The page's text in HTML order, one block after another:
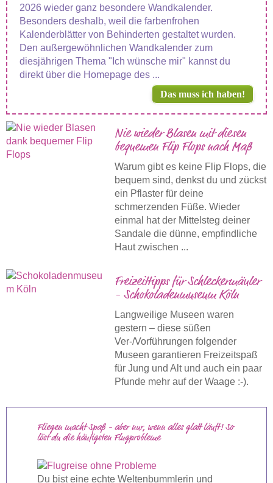
2026 wieder ganz besondere Wandkalender.
Besonders deshalb, weil die farbenfrohen
Kalenderblätter von Behinderten gestaltet wurden.
Den außergewöhnlichen Wandkalender zum
diesjährigen Thema "Ich wünsche mir" kannst du
direkt über die Homepage des ...
Das muss ich haben!
Nie wieder Blasen mit diesen
bequemen Flip Flops nach Maß
Warum gibt es keine Flip Flops, die
bequem sind, denkst du und zückst
ein Pflaster für deine
schmerzenden Füße. Wieder
einmal hat der Mittelsteg deiner
Sandale die dünne, empfindliche
Haut zwischen ...
Freizeittipps für Schleckermäuler
- Schokoladenmuseum Köln
Langweilige Museen waren
gestern – diese süßen
Ver-/Vorführungen folgender
Museen garantieren Freizeitspaß
für Jung und Alt und auch ein paar
Pfunde mehr auf der Waage :-).
Fliegen macht Spaß - aber nur, wenn alles glatt läuft! So
löst du die häufigsten Flugprobleme
Du bist eine echte Weltenbummlerin und